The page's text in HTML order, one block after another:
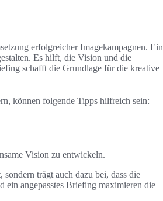
erfolgreicher Imagekampagnen. Ein
Es hilft, die Vision und die
schafft die Grundlage für die kreative
können folgende Tipps hilfreich sein:
Vision zu entwickeln.
trägt auch dazu bei, dass die
ein angepasstes Briefing maximieren die